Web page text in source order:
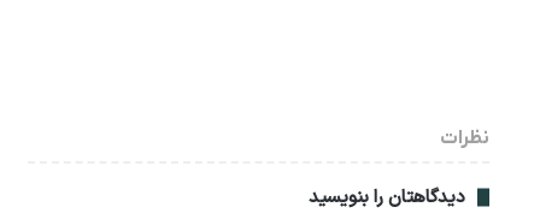
نظرات
دیدگاهتان را بنویسید